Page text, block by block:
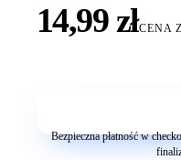
14,99 złCENA
Bezpieczna płatność w